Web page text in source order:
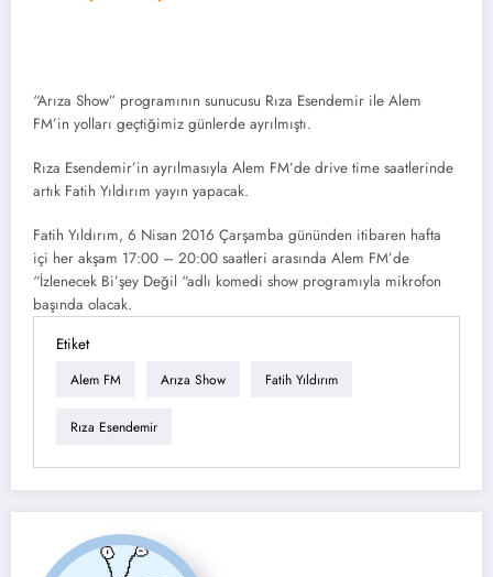
“Arıza Show” programının sunucusu Rıza Esendemir ile Alem
FM’in yolları geçtiğimiz günlerde ayrılmıştı.
Rıza Esendemir’in ayrılmasıyla Alem FM’de drive time saatlerinde
artık Fatih Yıldırım yayın yapacak.
Fatih Yıldırım, 6 Nisan 2016 Çarşamba gününden itibaren hafta
içi her akşam 17:00 – 20:00 saatleri arasında Alem FM’de
“İzlenecek Bi’şey Değil “adlı komedi show programıyla mikrofon
başında olacak.
Etiket
Alem FM Arıza Show Fatih Yıldırım
Rıza Esendemir